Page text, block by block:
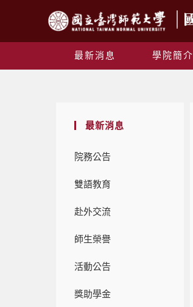
最新消息 學院簡介
最新消息
院務公告
雙語教育
赴外交流
師生榮譽
活動公告
獎助學金